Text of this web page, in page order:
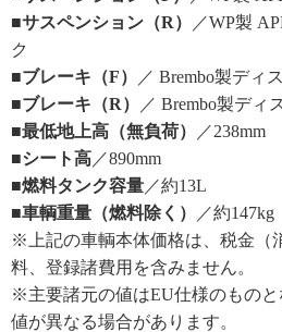
■サスペンション（R）
／WP製
ク
■ブレーキ（F）
／ Brembo製ディ
■ブレーキ（R）
／ Brembo製ディ
■最低地上高（無負荷）
／238mm
■シート高 ／890mm
■燃料タンク容量 ／約13L
■車輌重量（燃料除く）
／約147kg
※上記の車輌本体価格は、税金（
料、登録諸費用を含みません。
※主要諸元の値はEU仕様のもの
値が異なる場合があります。